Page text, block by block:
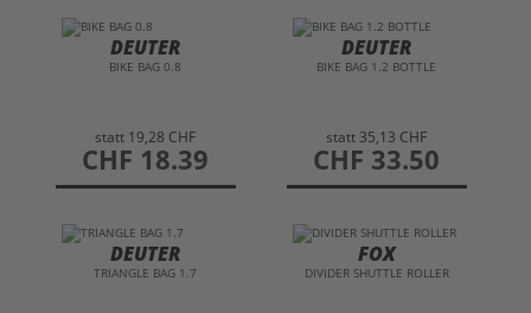
DEUTER
BIKE BAG 0.8
statt 19,28 CHF
preis
CHF 18.39
DEUTER
BIKE BAG 1.2 BOTTLE
statt 35,13 CHF
preis
CHF 33.50
DEUTER
TRIANGLE BAG 1.7
FOX
DIVIDER SHUTTLE ROLLER